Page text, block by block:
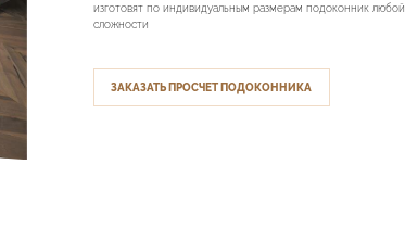
изготовят по индивидуальным размерам подоконник любой
сложности
ЗАКАЗАТЬ ПРОСЧЕТ ПОДОКОННИКА